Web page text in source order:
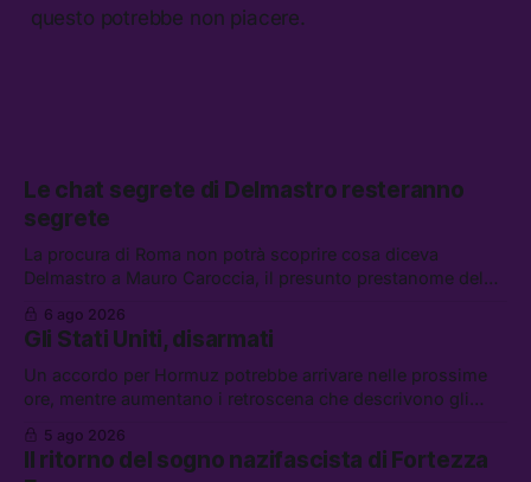
questo potrebbe non piacere.
Le chat segrete di Delmastro resteranno
segrete
La procura di Roma non potrà scoprire cosa diceva
Delmastro a Mauro Caroccia, il presunto prestanome del
attacchi in Libano, il governo chiederà 36 miliardi di
flessibilità in armi e energia, e Grokipedia è già stata
abbandonata
6 ago 2026
Gli Stati Uniti, disarmati
Un accordo per Hormuz potrebbe arrivare nelle prossime
ore, mentre aumentano i retroscena che descrivono gli
chi aspetta i dispersi di Ceuta, il boom dei carburanti
diluiti, e quanti attivisti anti data center sono stati arrestati
5 ago 2026
Il ritorno del sogno nazifascista di Fortezza